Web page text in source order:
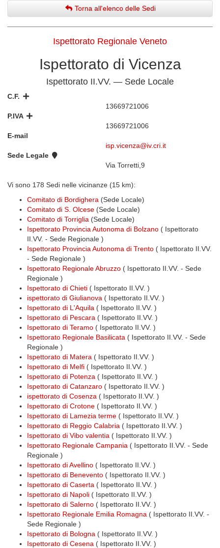
Torna all'elenco delle Sedi
Ispettorato Regionale Veneto
Ispettorato di Vicenza
Ispettorato II.VV. — Sede Locale
C.F.
13669721006
P.IVA
13669721006
E-mail
isp.vicenza@iv.cri.it
Sede Legale
Via Torretti,9
Vi sono 178 Sedi nelle vicinanze (15 km):
Comitato di Bordighera (Sede Locale)
Comitato di S. Olcese (Sede Locale)
Comitato di Torriglia (Sede Locale)
Ispettorato Provincia Autonoma di Bolzano ( Ispettorato
II.VV. - Sede Regionale )
Ispettorato Provincia Autonoma di Trento ( Ispettorato II.VV.
- Sede Regionale )
Ispettorato Regionale Abruzzo ( Ispettorato II.VV. - Sede
Regionale )
Ispettorato di Chieti ( Ispettorato II.VV. )
ispettorato di Giulianova ( Ispettorato II.VV. )
Ispettorato di L'Aquila ( Ispettorato II.VV. )
Ispettorato di Pescara ( Ispettorato II.VV. )
Ispettorato di Teramo ( Ispettorato II.VV. )
Ispettorato Regionale Basilicata ( Ispettorato II.VV. - Sede
Regionale )
Ispettorato di Matera ( Ispettorato II.VV. )
Ispettorato di Melfi ( Ispettorato II.VV. )
Ispettorato di Potenza ( Ispettorato II.VV. )
Ispettorato di Catanzaro ( Ispettorato II.VV. )
ispettorato di Cosenza ( Ispettorato II.VV. )
Ispettorato di Crotone ( Ispettorato II.VV. )
Ispettorato di Lamezia terme ( Ispettorato II.VV. )
Ispettorato di Reggio Calabria ( Ispettorato II.VV. )
Ispettorato di Vibo valentia ( Ispettorato II.VV. )
Ispettorato Regionale Campania ( Ispettorato II.VV. - Sede
Regionale )
Ispettorato di Avellino ( Ispettorato II.VV. )
Ispettorato di Benevento ( Ispettorato II.VV. )
Ispettorato di Caserta ( Ispettorato II.VV. )
Ispettorato di Napoli ( Ispettorato II.VV. )
Ispettorato di Salerno ( Ispettorato II.VV. )
Ispettorato Regionale Emilia Romagna ( Ispettorato II.VV. -
Sede Regionale )
Ispettorato di Bologna ( Ispettorato II.VV. )
Ispettorato di Cesena ( Ispettorato II.VV. )